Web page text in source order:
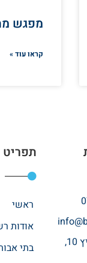
מפגש
קראו עוד »
רחוב אהרונוביץ 10,
תפריט
ראשי
אודות
בתי